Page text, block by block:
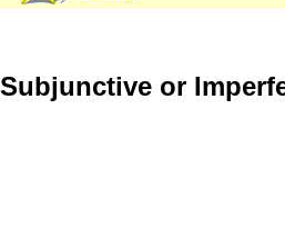
Subjunctive or